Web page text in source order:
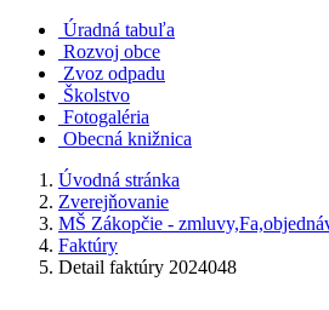
Úradná tabuľa
Rozvoj obce
Zvoz odpadu
Školstvo
Fotogaléria
Obecná knižnica
Úvodná stránka
Zverejňovanie
MŠ Zákopčie -
Faktúry
Detail faktúry 2024048